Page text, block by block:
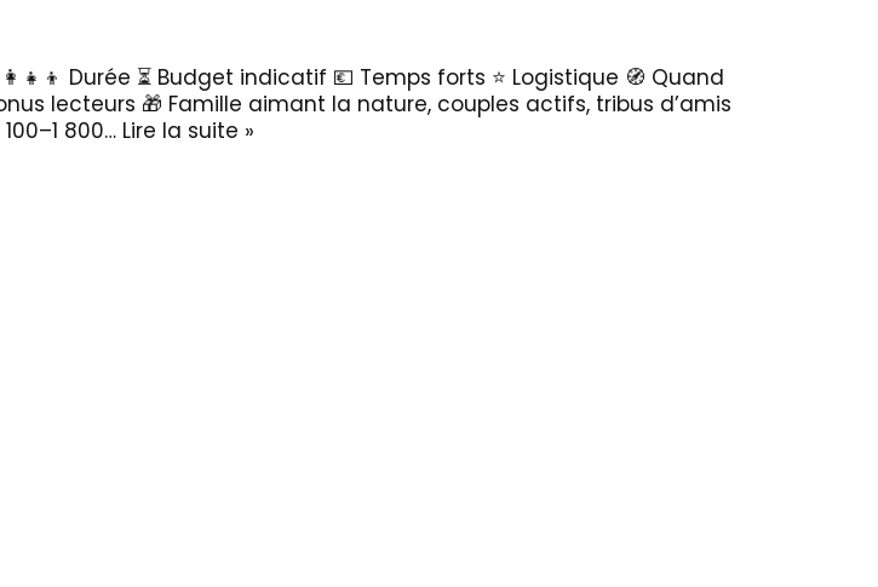
Durée ⏳ Budget indicatif 💶 Temps forts ⭐ Logistique 🧭 Quand
lecteurs 🎁 Famille aimant la nature, couples actifs, tribus d’amis
800… Lire la suite »